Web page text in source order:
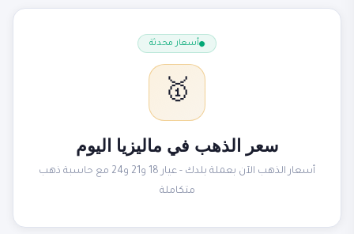
أسعار محدثة
🥇
سعر الذهب في ماليزيا اليوم
أسعار الذهب الآن بعملة بلدك - عيار 18 و21 و24 مع حاسبة ذهب
متكاملة